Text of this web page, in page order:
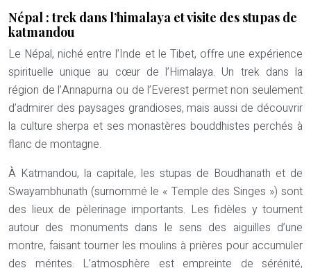
Népal : trek dans l’himalaya et visite des stupas de
katmandou
Le Népal, niché entre l’Inde et le Tibet, offre une expérience
spirituelle unique au cœur de l’Himalaya. Un trek dans la
région de l’Annapurna ou de l’Everest permet non seulement
d’admirer des paysages grandioses, mais aussi de découvrir
la culture sherpa et ses monastères bouddhistes perchés à
flanc de montagne.
À Katmandou, la capitale, les stupas de Boudhanath et de
Swayambhunath (surnommé le « Temple des Singes ») sont
des lieux de pèlerinage importants. Les fidèles y tournent
autour des monuments dans le sens des aiguilles d’une
montre, faisant tourner les moulins à prières pour accumuler
des mérites. L’atmosphère est empreinte de sérénité,